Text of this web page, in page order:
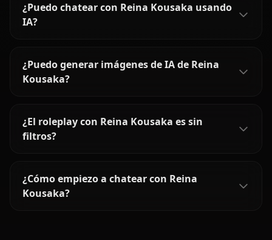
¿Puedo chatear con Reina Kousaka usando
IA?
¿Puedo generar imágenes de IA de Reina
Kousaka?
¿El roleplay con Reina Kousaka es sin
filtros?
¿Cómo empiezo a chatear con Reina
Kousaka?